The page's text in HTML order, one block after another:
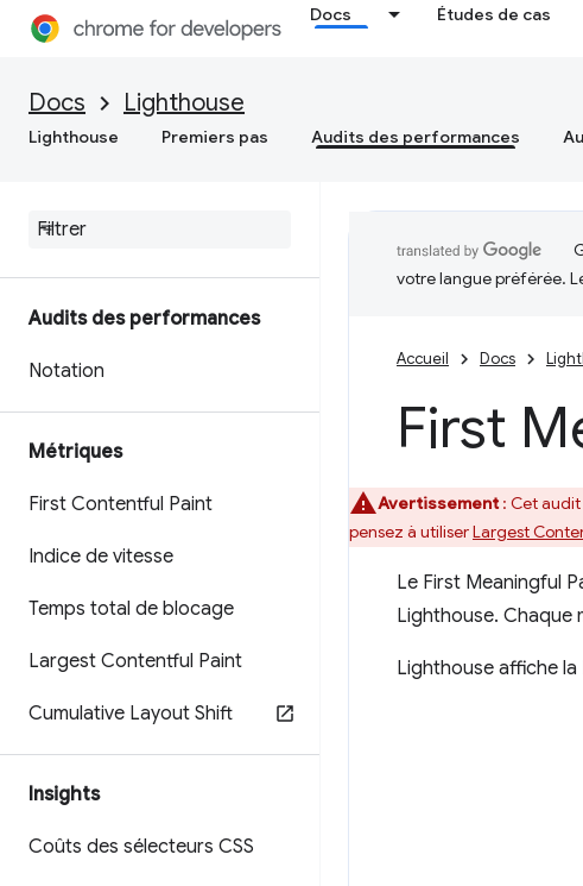
Docs Études de cas
Docs Lighthouse
Lighthouse Premiers pas Audits des performances
Audits des performances
Notation
Métriques
First Contentful Paint
Indice de vitesse
Temps total de blocage
Largest Contentful Paint
Cumulative Layout Shift
Insights
Coûts des sélecteurs CSS
votre langue préférée.
Accueil Docs
First
Avertissement: Cet audit
pensez à utiliserLargest
Le First Meaningful
Lighthouse. Chaque
Lighthouse affiche la